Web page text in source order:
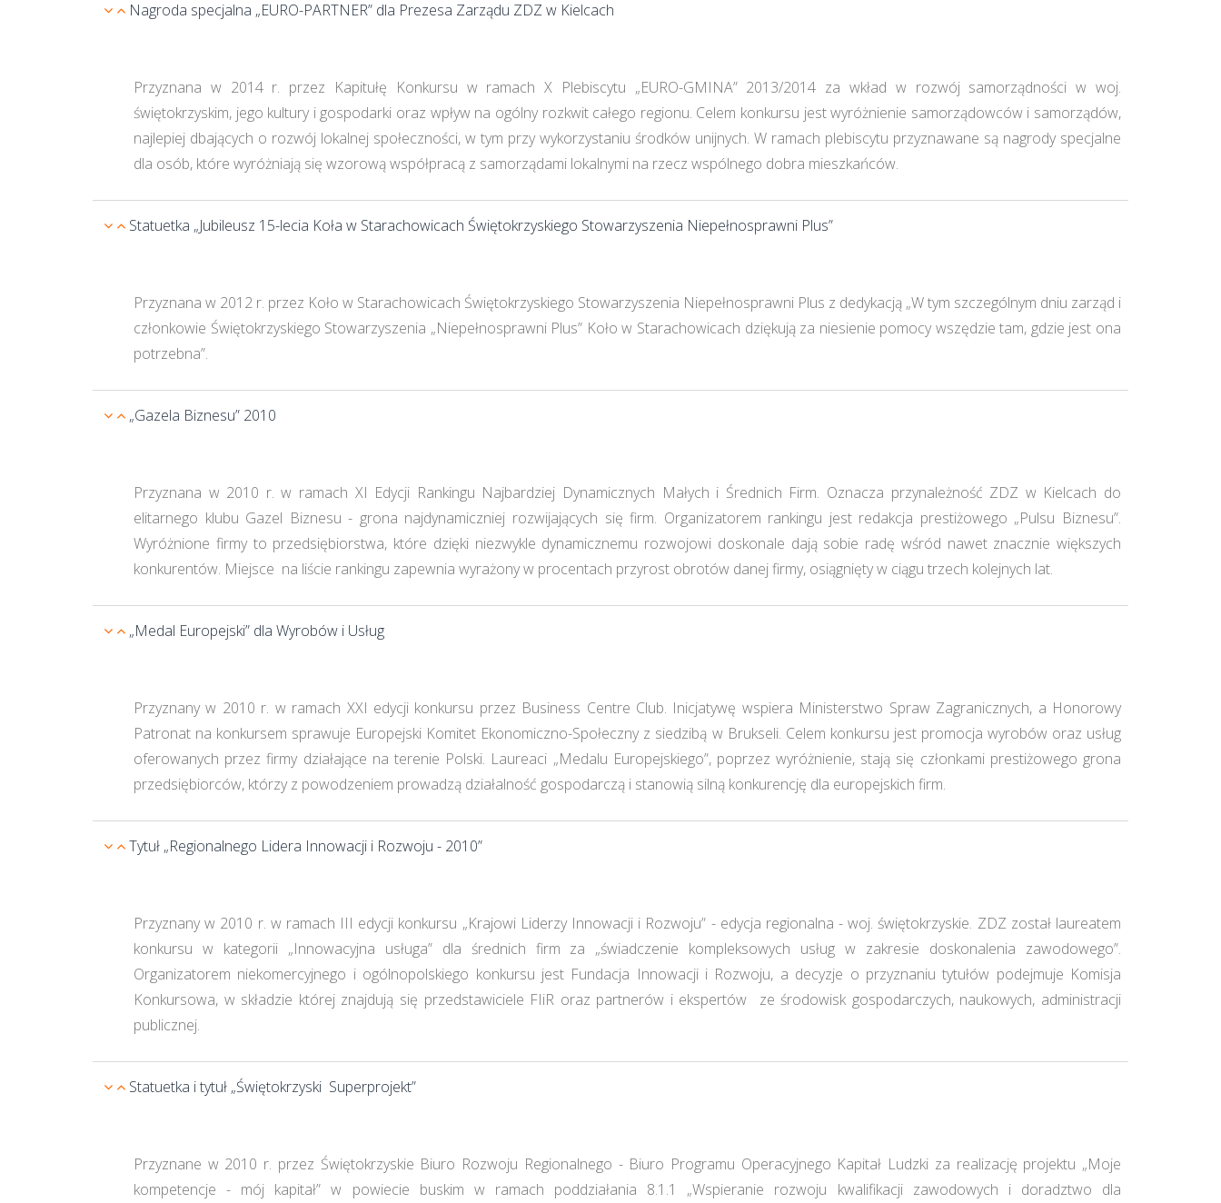
Nagroda specjalna „EURO-PARTNER” dla Prezesa Zarządu ZDZ w Kielcach
Przyznana w 2014 r. przez Kapitułę Konkursu w ramach X Plebiscytu „EURO-GMINA” 2013/2014 za wkład w rozwój samorządności w woj.
świętokrzyskim, jego kultury i gospodarki oraz wpływ na ogólny rozkwit całego regionu. Celem konkursu jest wyróżnienie samorządowców i samorządów,
najlepiej dbających o rozwój lokalnej społeczności, w tym przy wykorzystaniu środków unijnych. W ramach plebiscytu przyznawane są nagrody specjalne
dla osób, które wyróżniają się wzorową współpracą z samorządami lokalnymi na rzecz wspólnego dobra mieszkańców.
Statuetka „Jubileusz 15-lecia Koła w Starachowicach Świętokrzyskiego Stowarzyszenia Niepełnosprawni Plus”
Przyznana w 2012 r. przez Koło w Starachowicach Świętokrzyskiego Stowarzyszenia Niepełnosprawni Plus z dedykacją „W tym szczególnym dniu zarząd i
członkowie Świętokrzyskiego Stowarzyszenia „Niepełnosprawni Plus” Koło w Starachowicach dziękują za niesienie pomocy wszędzie tam, gdzie jest ona
potrzebna”.
„Gazela Biznesu” 2010
Przyznana w 2010 r. w ramach XI Edycji Rankingu Najbardziej Dynamicznych Małych i Średnich Firm. Oznacza przynależność ZDZ w Kielcach do
elitarnego klubu Gazel Biznesu - grona najdynamiczniej rozwijających się firm. Organizatorem rankingu jest redakcja prestiżowego „Pulsu Biznesu”.
Wyróżnione firmy to przedsiębiorstwa, które dzięki niezwykle dynamicznemu rozwojowi doskonale dają sobie radę wśród nawet znacznie większych
konkurentów. Miejsce na liście rankingu zapewnia wyrażony w procentach przyrost obrotów danej firmy, osiągnięty w ciągu trzech kolejnych lat.
„Medal Europejski” dla Wyrobów i Usług
Przyznany w 2010 r. w ramach XXI edycji konkursu przez Business Centre Club. Inicjatywę wspiera Ministerstwo Spraw Zagranicznych, a Honorowy
Patronat na konkursem sprawuje Europejski Komitet Ekonomiczno-Społeczny z siedzibą w Brukseli. Celem konkursu jest promocja wyrobów oraz usług
oferowanych przez firmy działające na terenie Polski. Laureaci „Medalu Europejskiego”, poprzez wyróżnienie, stają się członkami prestiżowego grona
przedsiębiorców, którzy z powodzeniem prowadzą działalność gospodarczą i stanowią silną konkurencję dla europejskich firm.
Tytuł „Regionalnego Lidera Innowacji i Rozwoju - 2010”
Przyznany w 2010 r. w ramach III edycji konkursu „Krajowi Liderzy Innowacji i Rozwoju” - edycja regionalna - woj. świętokrzyskie. ZDZ został laureatem
konkursu w kategorii „Innowacyjna usługa” dla średnich firm za „świadczenie kompleksowych usług w zakresie doskonalenia zawodowego”.
Organizatorem niekomercyjnego i ogólnopolskiego konkursu jest Fundacja Innowacji i Rozwoju, a decyzje o przyznaniu tytułów podejmuje Komisja
Konkursowa, w składzie której znajdują się przedstawiciele FIiR oraz partnerów i ekspertów ze środowisk gospodarczych, naukowych, administracji
publicznej.
Statuetka i tytuł „Świętokrzyski Superprojekt”
Przyznane w 2010 r. przez Świętokrzyskie Biuro Rozwoju Regionalnego - Biuro Programu Operacyjnego Kapitał Ludzki za realizację projektu „Moje
kompetencje - mój kapitał” w powiecie buskim w ramach poddziałania 8.1.1 „Wspieranie rozwoju kwalifikacji zawodowych i doradztwo dla